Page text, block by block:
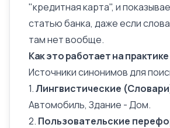
"кредитная карта", и
статью банка, даже если
там нет вообще.
Как это работает на практике
Источники синонимов для
1.Лингвистические
Автомобиль, Здание - Дом.
2. Пользовательские